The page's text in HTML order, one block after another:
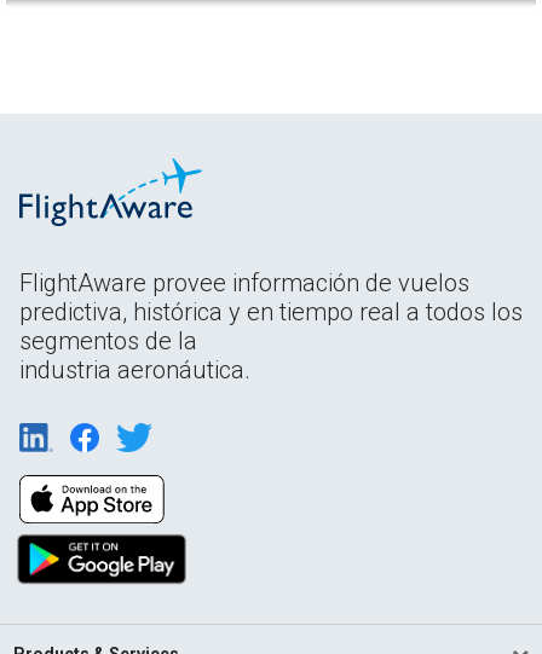
FlightAware provee información de vuelos
predictiva, histórica y en tiempo real a todos los
segmentos de la
industria aeronáutica.